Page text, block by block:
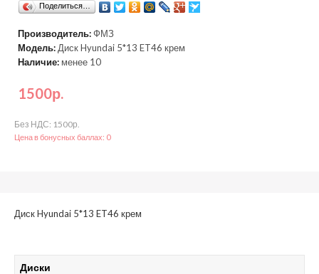
Поделиться…
Производитель:ФМЗ
Модель: Диск Hyundai 5*13 ET46 крем
Наличие: менее 10
1500р.
Без НДС: 1500р.
Цена в бонусных баллах: 0
Диск Hyundai 5*13 ET46 крем
Диски